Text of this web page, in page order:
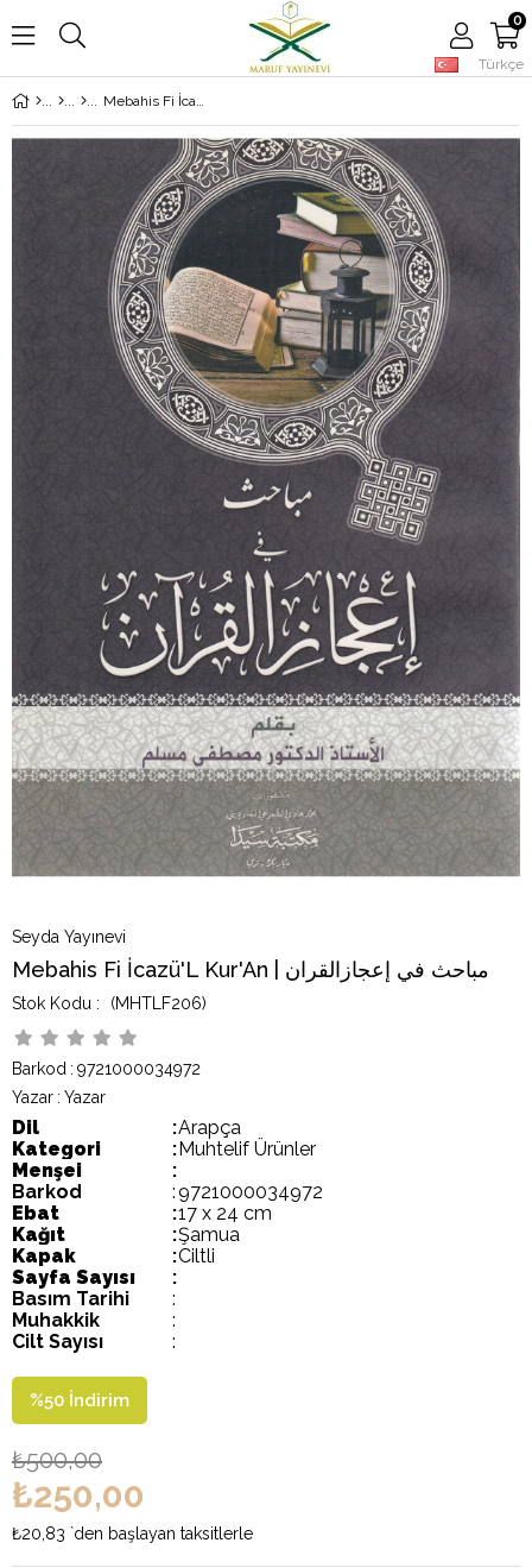
Türkçe
0
Mebahis Fi İcazü'L Kur'An | مباحث في إعجازالقران
Seyda Yayınevi
Mebahis Fi İcazü'L Kur'An | مباحث في إعجازالقران
(MHTLF206)
Barkod : 9721000034972
Yazar : Yazar
Dil :Arapça
Kategori
:Muhtelif Ürünler
Menşei
:
Barkod
:9721000034972
Ebat
:17 x 24 cm
Kağıt
:Şamua
Kapak
:Ciltli
Sayfa Sayısı
:
Basım Tarihi
:
Muhakkik
:
Cilt Sayısı
:
%50 İndirim
₺500,00
₺250,00
₺20,83 `den başlayan taksitlerle